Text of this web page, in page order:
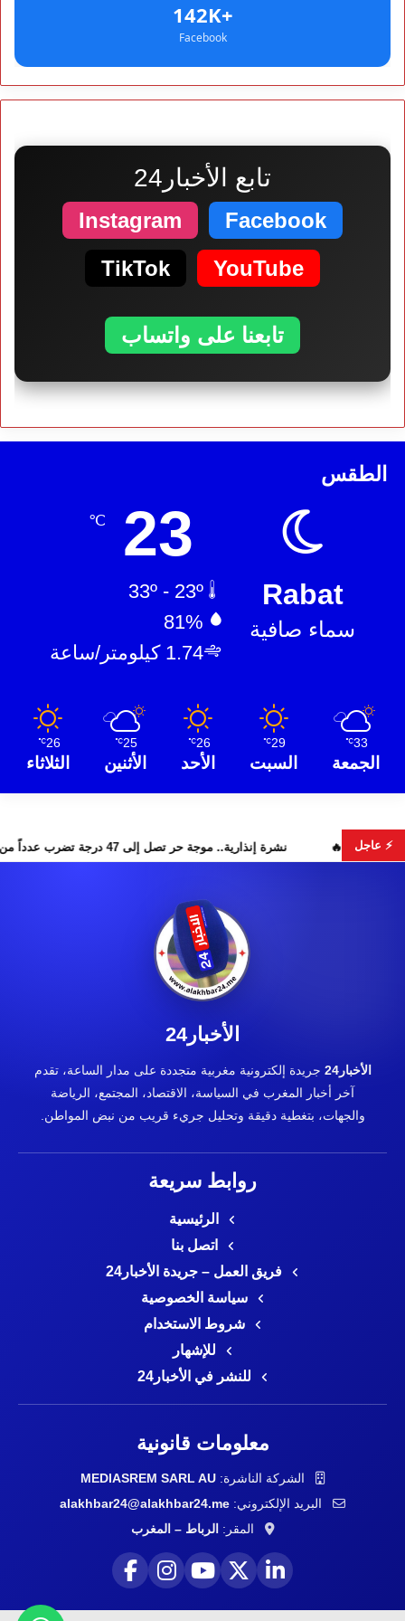
+142K
Facebook
تابع الأخبار24
Facebook
Instagram
YouTube
TikTok
تابعنا على واتساب
الطقس
Rabat
سماء صافية
23
℃
81%
1.74 كيلومتر/ساعة
33
℃
الجمعة
29
℃
السبت
26
℃
الأحد
25
℃
الأثنين
26
℃
الثلاثاء
⚡ عاجل
البحث عن هويات الضحايا نشرة إنذارية.. موجة حر تصل إلى 47 درجة تضرب عدداً من أقاليم المغرب
الأخبار24
الأخبار24
جريدة إلكترونية مغربية متجددة على مدار الساعة، تقدم
آخر أخبار المغرب في السياسة، الاقتصاد، المجتمع، الرياضة
والجهات، بتغطية دقيقة وتحليل جريء قريب من نبض المواطن.
روابط سريعة
الرئيسية
اتصل بنا
فريق العمل – جريدة الأخبار24
سياسة الخصوصية
شروط الاستخدام
للإشهار
للنشر في الأخبار24
معلومات قانونية
الشركة الناشرة:MEDIASREM SARL AU
البريد الإلكتروني: alakhbar24@alakhbar24.me
المقر:الرباط – المغرب